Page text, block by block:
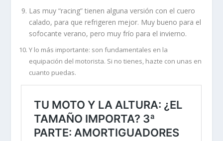
Las muy “racing” tienen alguna versión con el cuero
calado, para que refrigeren mejor. Muy bueno para el
sofocante verano, pero muy frío para el invierno.
Y lo más importante: son fundamentales en la
equipación del motorista. Si no tienes, hazte con unas en
cuanto puedas.